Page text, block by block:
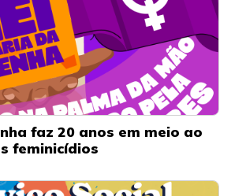
faz 20 anos em meio ao
feminicídios